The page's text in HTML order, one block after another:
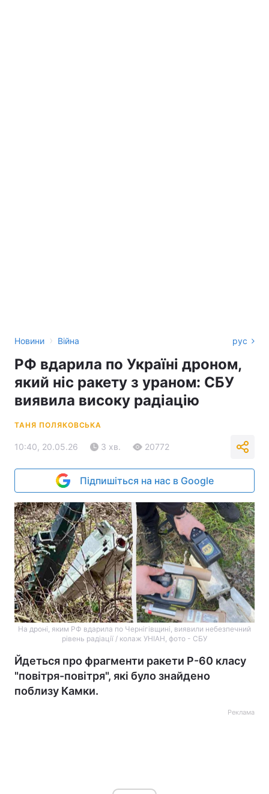
Новини › Війна рус
РФ вдарила по Україні дроном,
який ніс ракету з ураном: СБУ
виявила високу радіацію
ТАНЯ ПОЛЯКОВСЬКА
10:40, 20.05.26 3 хв. 20772
Підпишіться на нас в Google
На дроні, яким РФ вдарила по Чернігівщині, виявили небезпечний
рівень радіації / колаж УНІАН, фото - СБУ
Йдеться про фрагменти ракети Р-60 класу
"повітря-повітря", які було знайдено
поблизу Камки.
Реклама